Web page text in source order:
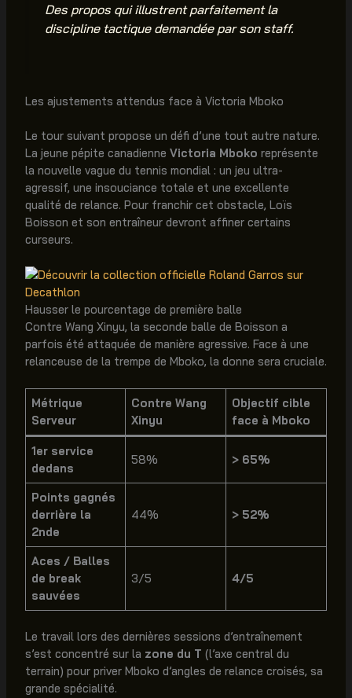
Des propos qui illustrent parfaitement la
discipline tactique demandée par son staff.
Les ajustements attendus face à Victoria Mboko
Le tour suivant propose un défi d’une tout autre nature.
La jeune pépite canadienne Victoria Mboko représente
la nouvelle vague du tennis mondial : un jeu ultra-
agressif, une insouciance totale et une excellente
qualité de relance. Pour franchir cet obstacle, Loïs
Boisson et son entraîneur devront affiner certains
curseurs.
Hausser le pourcentage de première balle
Contre Wang Xinyu, la seconde balle de Boisson a
parfois été attaquée de manière agressive. Face à une
relanceuse de la trempe de Mboko, la donne sera cruciale.
Métrique
Serveur
Contre Wang
Xinyu
Objectif cible
face à Mboko
1er service
dedans
58% > 65%
Points gagnés
derrière la
2nde
44% > 52%
Aces / Balles
de break
sauvées
3/5 4/5
Le travail lors des dernières sessions d’entraînement
s’est concentré sur la zone du T (l’axe central du
terrain) pour priver Mboko d’angles de relance croisés, sa
grande spécialité.